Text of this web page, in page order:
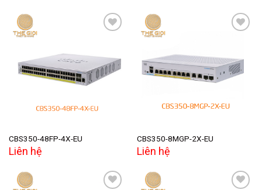
Add to
wishlist
CBS350-48FP-4X-EU
Liên hệ
Add to
wishlist
CBS350-8MGP-2X-EU
Liên hệ